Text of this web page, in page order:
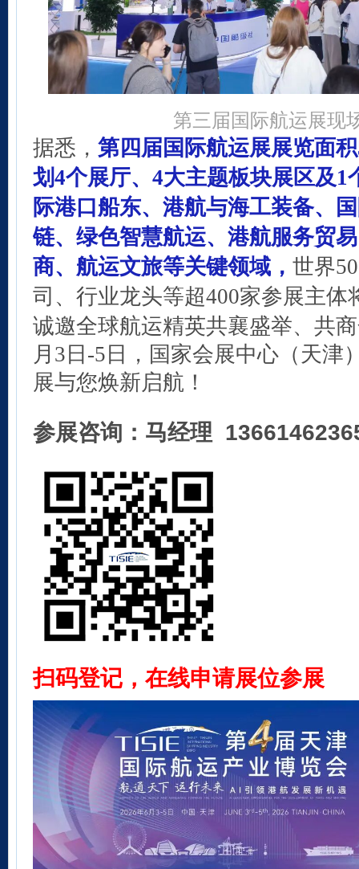
第三届国际航运展现
据悉， 第四届国际航运展展览面
划4个展厅、4大主题板块展区及1
际港口船东、港航与海工装备、
链、绿色智慧航运、港航服务贸
商、 航运文旅等关键领域， 世界
司、行业龙头等超400家参展主体
诚邀全球航运精英共襄盛举、共
月3日-5日，国家会展中心（天津
展与您焕新启航！
参展咨询：马经理
扫码登记，在线申请展位参展